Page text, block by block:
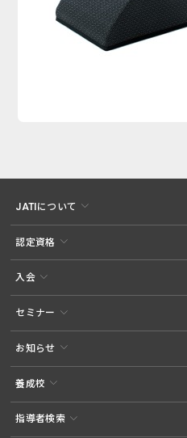
JATIについて
認定資格
入会
セミナー
お知らせ
養成校
指導者検索